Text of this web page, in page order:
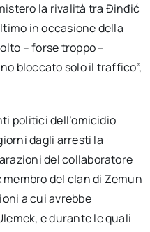
la rivalità tra Đinđić
in occasione della
– forse troppo –
bloccato solo il traffico”,
politici dell’omicidio
dagli arresti la
del collaboratore
membro del clan di Zemun
a cui avrebbe
e durante le quali